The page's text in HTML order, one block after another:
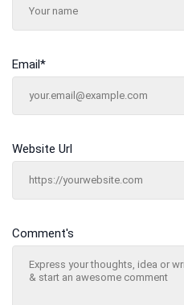
Comment's
Email*
Website Url